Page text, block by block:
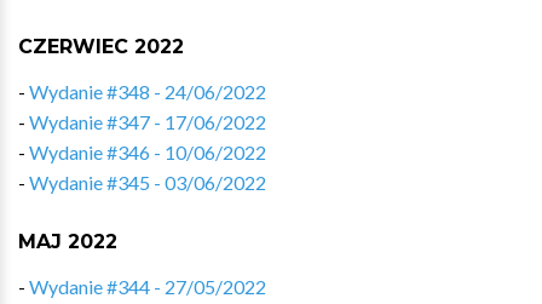
CZERWIEC 2022
- Wydanie #348 - 24/06/2022
- Wydanie #347 - 17/06/2022
- Wydanie #346 - 10/06/2022
- Wydanie #345 - 03/06/2022
MAJ 2022
- Wydanie #344 - 27/05/2022